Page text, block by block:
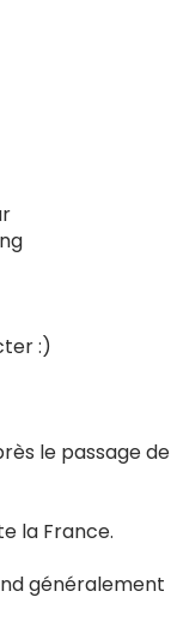
:)
le passage de
la France.
généralement